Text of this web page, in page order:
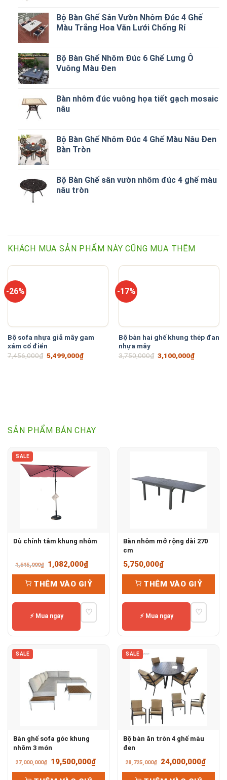
Bộ Bàn Ghế Sân Vườn Nhôm Đúc 4 Ghế
Màu Trắng Hoa Văn Lưới Chống Rỉ
Bộ Bàn Ghế Nhôm Đúc 6 Ghế Lưng Ô
Vuông Màu Đen
Bàn nhôm đúc vuông họa tiết gạch mosaic
nâu
Bộ Bàn Ghế Nhôm Đúc 4 Ghế Màu Nâu Đen
Bàn Tròn
Bộ Bàn Ghế sân vườn nhôm đúc 4 ghế màu
nâu tròn
KHÁCH MUA SẢN PHẨM NÀY CŨNG MUA THÊM
-26%
Bộ sofa nhựa giả mây gam
xám cổ điển
7,456,000₫ Giá
gốc
5,499,000₫Giá
hiện
-17%
Bộ bàn hai ghế khung thép đan
nhựa mây
3,750,000₫ Giá
gốc
3,100,000₫Giá
hiện
SẢN PHẨM BÁN CHẠY
SALE
Dù chính tâm khung nhôm
1,545,000₫
Giá
gốc
là:
1,545,000₫.
1,082,000₫Giá
hiện
tại
là:
1,082,000₫.
THÊM VÀO GIỶ
⚡ Mua ngay ♡
Bàn nhôm mở rộng dài 270
cm
5,750,000₫
THÊM VÀO GIỶ
⚡ Mua ngay ♡
SALE
Bàn ghế sofa góc khung
nhôm 3 món
27,000,000₫
Giá
gốc
19,500,000₫Giá
hiện
SALE
Bộ bàn ăn tròn 4 ghế màu
đen
28,725,000₫
Giá
gốc
24,000,000₫Giá
hiện